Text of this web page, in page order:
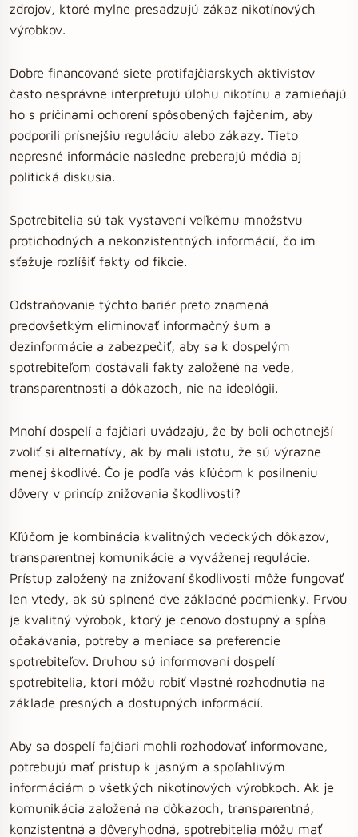
zdrojov, ktoré mylne presadzujú zákaz nikotínových
výrobkov.
Dobre financované siete protifajčiarskych aktivistov
často nesprávne interpretujú úlohu nikotínu a zamieňajú
ho s príčinami ochorení spôsobených fajčením, aby
podporili prísnejšiu reguláciu alebo zákazy. Tieto
nepresné informácie následne preberajú médiá aj
politická diskusia.
Spotrebitelia sú tak vystavení veľkému množstvu
protichodných a nekonzistentných informácií, čo im
sťažuje rozlíšiť fakty od fikcie.
Odstraňovanie týchto bariér preto znamená
predovšetkým eliminovať informačný šum a
dezinformácie a zabezpečiť, aby sa k dospelým
spotrebiteľom dostávali fakty založené na vede,
transparentnosti a dôkazoch, nie na ideológii.
Mnohí dospelí a fajčiari uvádzajú, že by boli ochotnejší
zvoliť si alternatívy, ak by mali istotu, že sú výrazne
menej škodlivé. Čo je podľa vás kľúčom k posilneniu
dôvery v princíp znižovania škodlivosti?
Kľúčom je kombinácia kvalitných vedeckých dôkazov,
transparentnej komunikácie a vyváženej regulácie.
Prístup založený na znižovaní škodlivosti môže fungovať
len vtedy, ak sú splnené dve základné podmienky. Prvou
je kvalitný výrobok, ktorý je cenovo dostupný a spĺňa
očakávania, potreby a meniace sa preferencie
spotrebiteľov. Druhou sú informovaní dospelí
spotrebitelia, ktorí môžu robiť vlastné rozhodnutia na
základe presných a dostupných informácií.
Aby sa dospelí fajčiari mohli rozhodovať informovane,
potrebujú mať prístup k jasným a spoľahlivým
informáciám o všetkých nikotínových výrobkoch. Ak je
komunikácia založená na dôkazoch, transparentná,
konzistentná a dôveryhodná, spotrebitelia môžu mať